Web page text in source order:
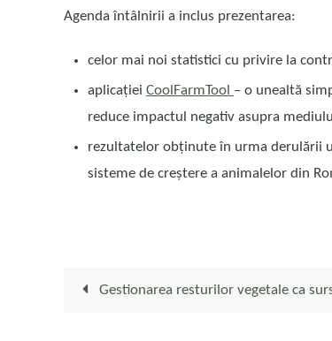
Agenda întâlnirii a inclus prezentarea:
celor mai noi statistici cu privire la
aplicațieiCoolFarmTool – o unealtă
reduce impactul negativ asupra
rezultatelor obținute în urma derulării
sisteme de creștere a animalelor din
Gestionarea resturilor vegetale ca